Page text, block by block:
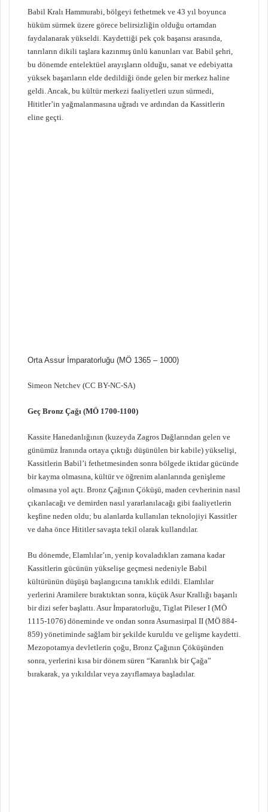
Babil Kralı Hammurabi, bölgeyi fethetmek ve 43 yıl boyunca
hüküm sürmek üzere görece belirsizliğin olduğu ortamdan
faydalanarak yükseldi. Kaydettiği pek çok başarısı arasında,
tanrıların dikili taşlara kazınmış ünlü kanunları var. Babil şehri,
bu dönemde entelektüel arayışların olduğu, sanat ve edebiyatta
yüksek başarıların elde dedildiği önde gelen bir merkez haline
geldi. Ancak, bu kültür merkezi faaliyetleri uzun sürmedi,
Hititler’in yağmalanmasına uğradı ve ardından da Kassitlerin
eline geçti.
Orta Assur İmparatorluğu (MÖ 1365 – 1000)
Simeon Netchev (CC BY-NC-SA)
Geç Bronz Çağı (MÖ 1700-1100)
Kassite Hanedanlığının (kuzeyda Zagros Dağlarından gelen ve
günümüz İranında ortaya çıktığı düşünülen bir kabile) yükselişi,
Kassitlerin Babil’i fethetmesinden sonra bölgede iktidar gücünde
bir kayma olmasına, kültür ve öğrenim alanlarında genişleme
olmasına yol açtı. Bronz Çağının Çöküşü, maden cevherinin nasıl
çıkarılacağı ve demirden nasıl yararlanılacağı gibi faaliyetlerin
keşfine neden oldu; bu alanlarda kullanılan teknolojiyi Kassitler
ve daha önce Hititler savaşta tekil olarak kullandılar.
Bu dönemde, Elamlılar’ın, yenip kovaladıkları zamana kadar
Kassitlerin gücünün yükselişe geçmesi nedeniyle Babil
kültürünün düşüşü başlangıcına tanıklık edildi. Elamlılar
yerlerini Aramilere bıraktıktan sonra, küçük Asur Krallığı başarılı
bir dizi sefer başlattı. Asur İmparatorluğu, Tiglat Pileser I (MÖ
1115-1076) döneminde ve ondan sonra Asurnasirpal II (MÖ 884-
859) yönetiminde sağlam bir şekilde kuruldu ve gelişme kaydetti.
Mezopotamya devletlerin çoğu, Bronz Çağının Çöküşünden
sonra, yerlerini kısa bir dönem süren “Karanlık bir Çağa”
bırakarak, ya yıkıldılar veya zayıflamaya başladılar.